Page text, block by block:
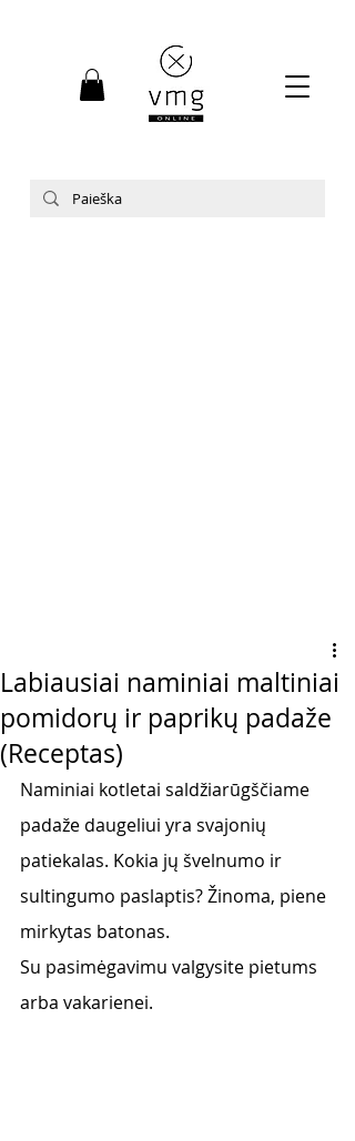
Labiausiai naminiai maltiniai
pomidorų ir paprikų padaže
(Receptas)
Naminiai kotletai saldžiarūgščiame
padaže daugeliui yra svajonių
patiekalas. Kokia jų švelnumo ir
sultingumo paslaptis? Žinoma, piene
mirkytas batonas.
Su pasimėgavimu valgysite pietums
arba vakarienei.